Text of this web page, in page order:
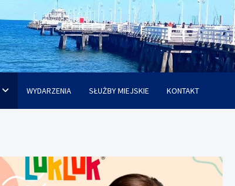
WYDARZENIA SŁUŻBY MIEJSKIE KONTAKT